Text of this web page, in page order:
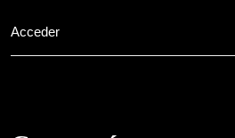
Acceder